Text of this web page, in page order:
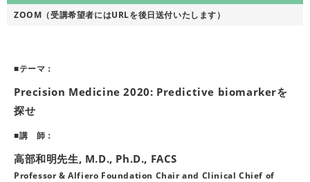
ZOOM（受講希望者にはURLを後日送付いたします）
■テーマ：
Precision Medicine 2020: Predictive biomarkerを
探せ
■講 師：
高部和明先生, M.D., Ph.D., FACS
Professor & Alfiero Foundation Chair and Clinical Chief of